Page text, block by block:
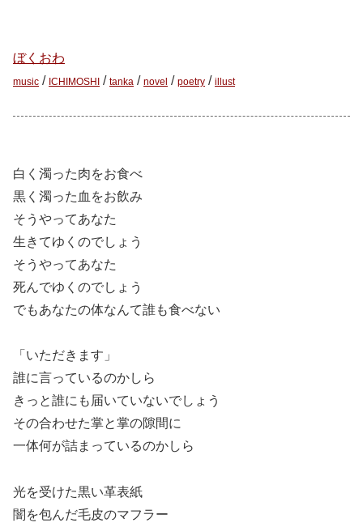
ぼくおわ
music / ICHIMOSHI / tanka / novel / poetry / illust
白く濁った肉をお食べ
黒く濁った血をお飲み
そうやってあなた
生きてゆくのでしょう
そうやってあなた
死んでゆくのでしょう
でもあなたの体なんて誰も食べない
「いただきます」
誰に言っているのかしら
きっと誰にも届いていないでしょう
その合わせた掌と掌の隙間に
一体何が詰まっているのかしら
光を受けた黒い革表紙
闇を包んだ毛皮のマフラー